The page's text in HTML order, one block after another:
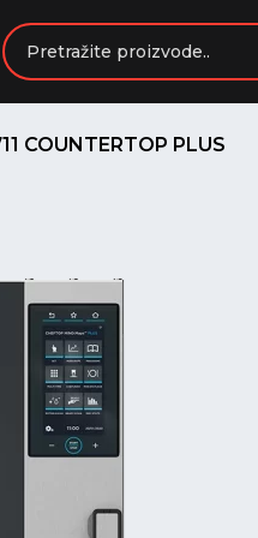
COUNTERTOP PLUS